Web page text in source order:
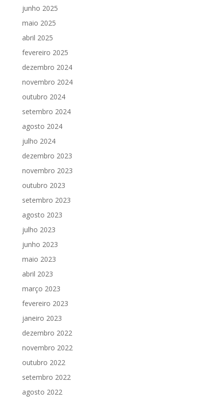
junho 2025
maio 2025
abril 2025
fevereiro 2025
dezembro 2024
novembro 2024
outubro 2024
setembro 2024
agosto 2024
julho 2024
dezembro 2023
novembro 2023
outubro 2023
setembro 2023
agosto 2023
julho 2023
junho 2023
maio 2023
abril 2023
março 2023
fevereiro 2023
janeiro 2023
dezembro 2022
novembro 2022
outubro 2022
setembro 2022
agosto 2022